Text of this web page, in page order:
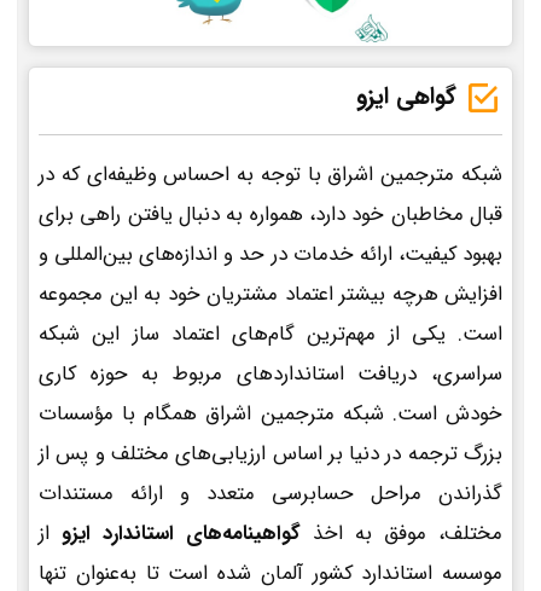
گواهی ایزو
شبکه مترجمین اشراق با توجه به احساس وظیفه‌ای که در
قبال مخاطبان خود دارد، همواره به دنبال یافتن راهی برای
بهبود کیفیت، ارائه خدمات در حد و اندازه‌های بین‌المللی و
افزایش هرچه بیشتر اعتماد مشتریان خود به این مجموعه
است. یکی از مهم‌ترین گام‌های اعتماد ساز این شبکه
سراسری، دریافت استانداردهای مربوط به حوزه کاری
خودش است. شبکه مترجمین اشراق همگام با مؤسسات
بزرگ ترجمه در دنیا بر اساس ارزیابی‌های مختلف و پس از
گذراندن مراحل حسابرسی متعدد و ارائه مستندات
مختلف، موفق به اخذ گواهینامه‌های استاندارد ایزو از
موسسه استاندارد کشور آلمان شده است تا به‌عنوان تنها